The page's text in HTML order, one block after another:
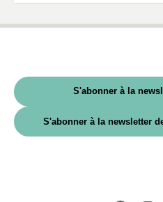
S'abonner à la
S'abonner à la newsletter